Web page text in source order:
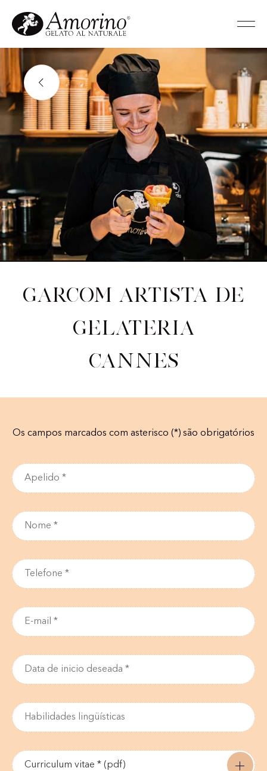
Garcom artista de
gelateria
Cannes
Os campos marcados com asterisco (*) são obrigatórios
Curriculum vitae * (pdf)